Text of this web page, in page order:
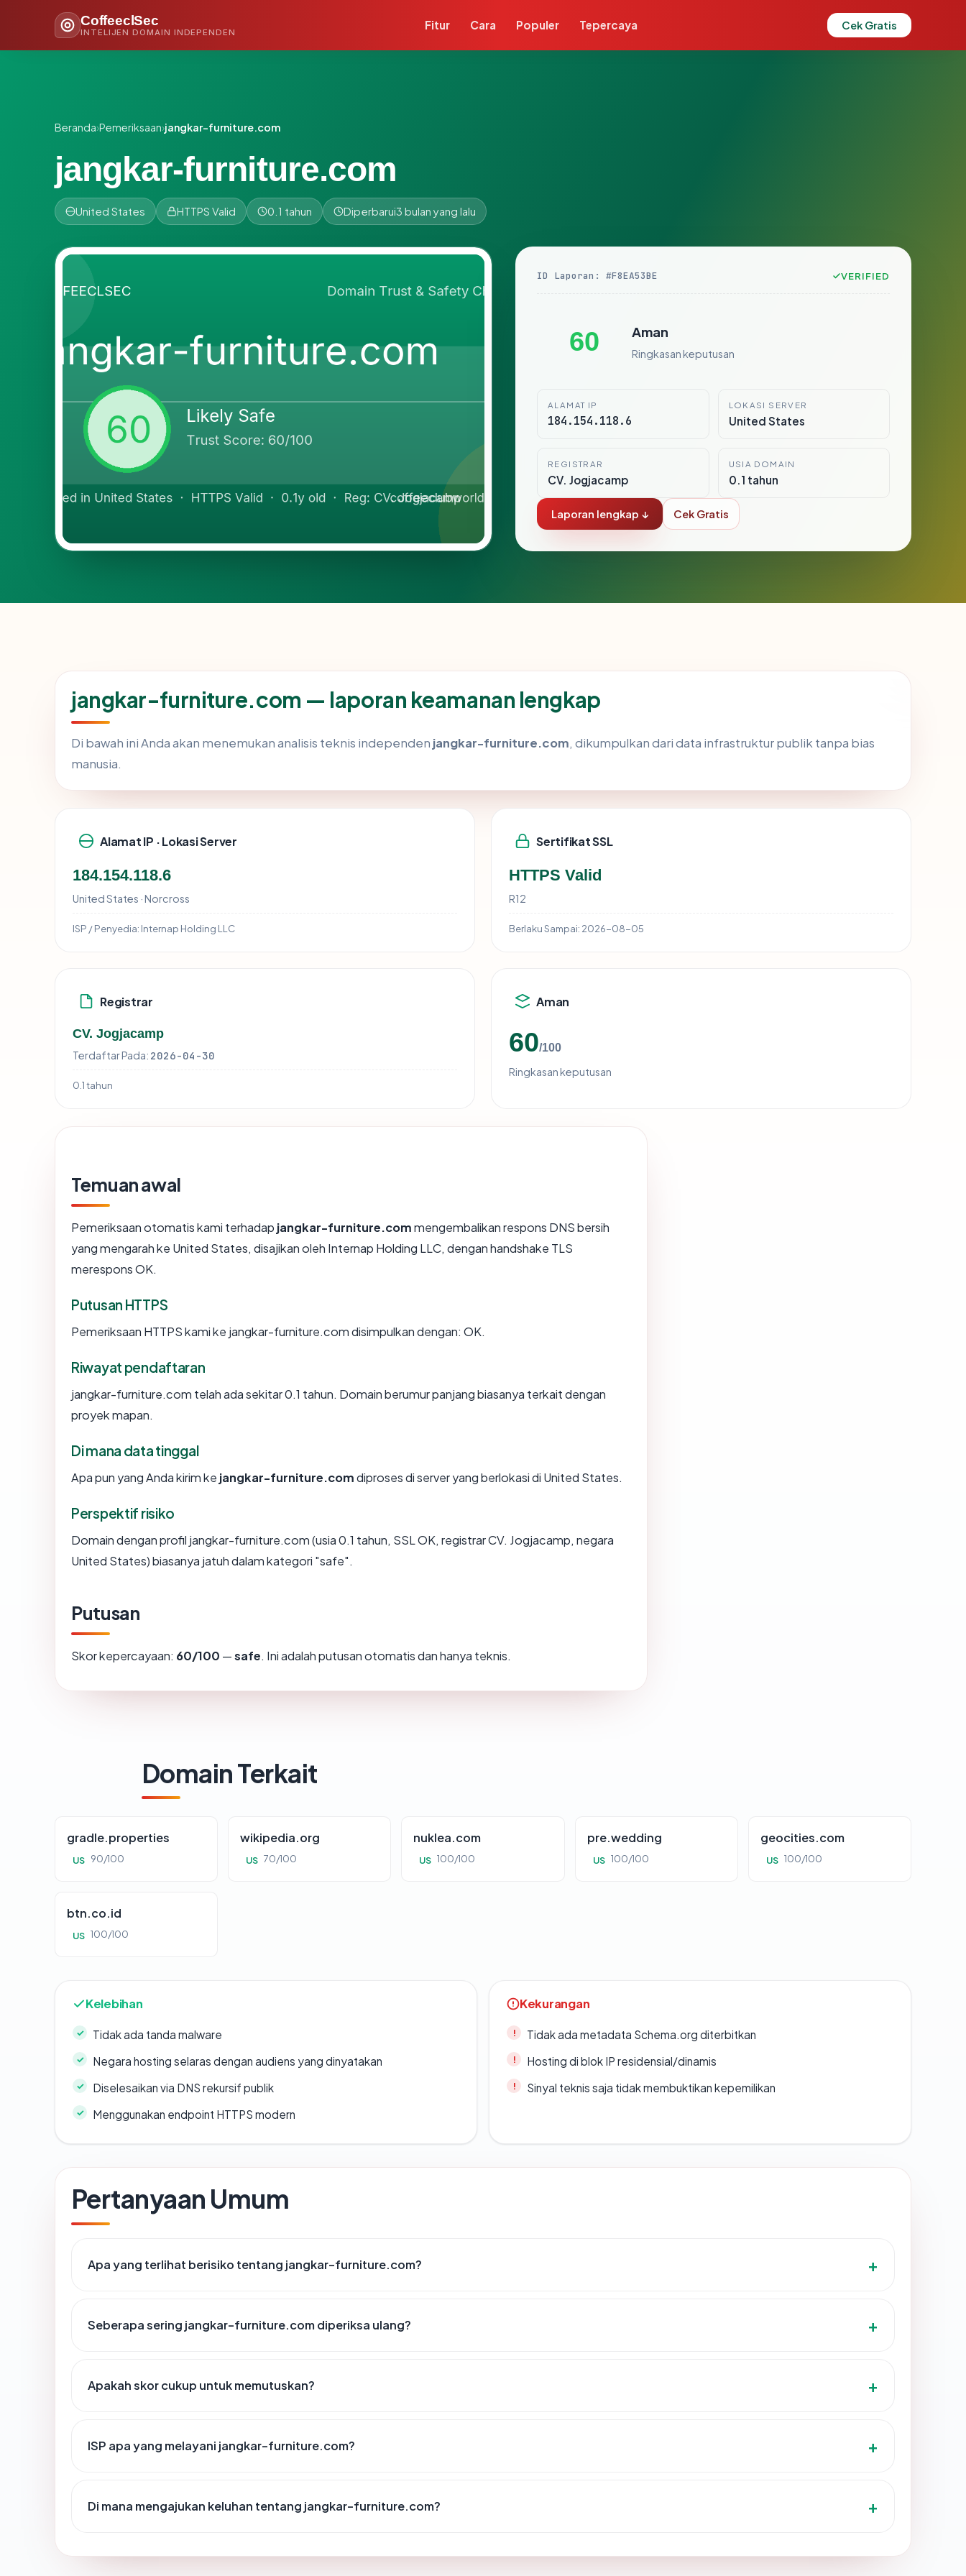
CoffeeclSec
INTELIJEN DOMAIN INDEPENDEN
Fitur Cara Populer Tepercaya Cek Gratis
Beranda›Pemeriksaan›jangkar-furniture.com
jangkar-furniture.com
United States HTTPS Valid 0.1 tahun Diperbarui3 bulan yang lalu
ID Laporan: #F8EA53BE VERIFIED
60 Aman
Ringkasan keputusan
ALAMAT IP
184.154.118.6
LOKASI SERVER
United States
REGISTRAR
CV. Jogjacamp
USIA DOMAIN
0.1 tahun
Laporan lengkap ↓ Cek Gratis
jangkar-furniture.com — laporan keamanan lengkap
Di bawah ini Anda akan menemukan analisis teknis independen jangkar-furniture.com, dikumpulkan dari data infrastruktur publik tanpa bias
manusia.
Alamat IP · Lokasi Server
184.154.118.6
United States · Norcross
ISP / Penyedia: Internap Holding LLC
Sertifikat SSL
HTTPS Valid
R12
Berlaku Sampai: 2026-08-05
Registrar
CV. Jogjacamp
Terdaftar Pada: 2026-04-30
0.1 tahun
Aman
60/100
Ringkasan keputusan
Temuan awal
Pemeriksaan otomatis kami terhadap jangkar-furniture.commengembalikan respons DNS bersih
yang mengarah ke United States, disajikan oleh Internap Holding LLC, dengan handshake TLS
merespons OK.
Putusan HTTPS
Pemeriksaan HTTPS kami ke jangkar-furniture.com disimpulkan dengan: OK.
Riwayat pendaftaran
jangkar-furniture.com telah ada sekitar 0.1 tahun. Domain berumur panjang biasanya terkait dengan
proyek mapan.
Di mana data tinggal
Apa pun yang Anda kirim ke jangkar-furniture.comdiproses di server yang berlokasi di United States.
Perspektif risiko
Domain dengan profil jangkar-furniture.com (usia 0.1 tahun, SSL OK, registrar CV. Jogjacamp, negara
United States) biasanya jatuh dalam kategori "safe".
Putusan
Skor kepercayaan: 60/100 —safe. Ini adalah putusan otomatis dan hanya teknis.
Domain Terkait
gradle.properties
US 90/100
wikipedia.org
US 70/100
nuklea.com
US 100/100
pre.wedding
US 100/100
geocities.com
US 100/100
btn.co.id
US 100/100
Kelebihan
Tidak ada tanda malware
Negara hosting selaras dengan audiens yang dinyatakan
Diselesaikan via DNS rekursif publik
Menggunakan endpoint HTTPS modern
Kekurangan
Tidak ada metadata Schema.org diterbitkan
Hosting di blok IP residensial/dinamis
Sinyal teknis saja tidak membuktikan kepemilikan
Pertanyaan Umum
Apa yang terlihat berisiko tentang jangkar-furniture.com?
Seberapa sering jangkar-furniture.com diperiksa ulang?
Apakah skor cukup untuk memutuskan?
ISP apa yang melayani jangkar-furniture.com?
Di mana mengajukan keluhan tentang jangkar-furniture.com?